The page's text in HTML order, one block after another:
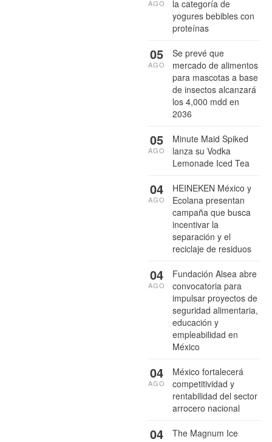
la categoría de
yogures bebibles con
proteínas
AGO
Se prevé que
mercado de alimentos
para mascotas a base
de insectos alcanzará
los 4,000 mdd en
2036
05
AGO
Minute Maid Spiked
lanza su Vodka
Lemonade Iced Tea
05
AGO
HEINEKEN México y
Ecolana presentan
campaña que busca
incentivar la
separación y el
reciclaje de residuos
04
AGO
Fundación Alsea abre
convocatoria para
impulsar proyectos de
seguridad alimentaria,
educación y
empleabilidad en
México
04
AGO
México fortalecerá
competitividad y
rentabilidad del sector
arrocero nacional
04
AGO
The Magnum Ice
04